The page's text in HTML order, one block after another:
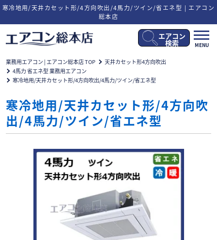
寒冷地用/天井カセット形/4方向吹出/4馬力/ツイン/省エネ型 | エアコン
総本店
メ
ニ
MENU
エアコン
検索
業務用エアコン | エアコン総本店 TOP
天井カセット形4方向吹出
4馬力 省エネ型 業務用エアコン
寒冷地用/天井カセット形/4方向吹出/4馬力/ツイン/省エネ型
寒冷地用/天井カセット形/4方向吹
出/4馬力/ツイン/省エネ型